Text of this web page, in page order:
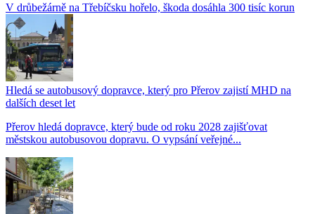
V drůbežárně na Třebíčsku hořelo, škoda dosáhla 300 tisíc korun
Hledá se autobusový dopravce, který pro Přerov zajistí MHD na
dalších deset let
Přerov hledá dopravce, který bude od roku 2028 zajišťovat
městskou autobusovou dopravu. O vypsání veřejné...